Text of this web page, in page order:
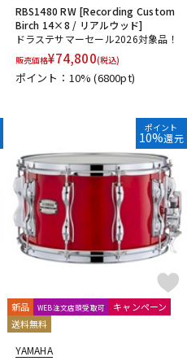
RBS1480 RW [Recording Custom
Birch 14×8 / リアルウッド]
ドラステサマーセール2026対象品！
販売価格¥74,800(税込)
ポイント：10%(6800pt)
ポイント
10%還元
新品 WEB注文店頭受取可
キャンペーン
送料無料
YAMAHA